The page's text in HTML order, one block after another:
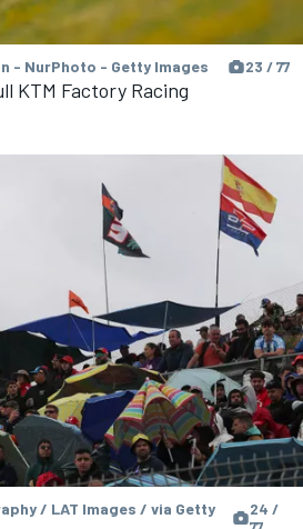
- NurPhoto - Getty Images 23 / 77
KTM Factory Racing
/ LAT Images / via Getty
24 /